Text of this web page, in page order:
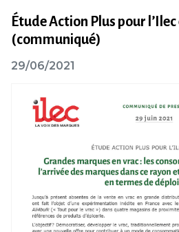
Étude Action Plus pour
(communiqué)
29/06/2021